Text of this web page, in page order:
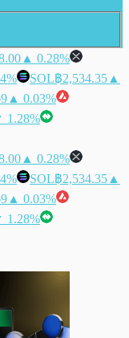
▲ 0.28%
SOL฿2,534.35 ▲
▲ 0.03%
1.28%
▲ 0.28%
SOL฿2,534.35 ▲
▲ 0.03%
1.28%